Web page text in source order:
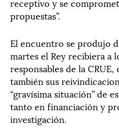
receptivo y se
propuestas”.
El encuentro se produjo
martes el Rey recibiera a
responsables de la
también sus
“gravísima situación” de
tanto en financiación y
investigación.